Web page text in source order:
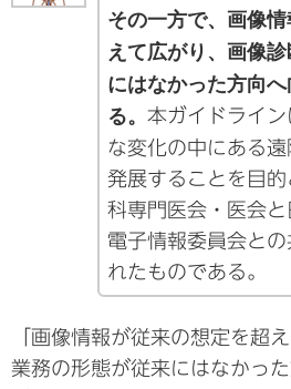
その一方で、画像
えて広がり、画像
にはなかった方向
る。本ガイドライ
な変化の中にある
発展することを目
科専門医会・医会
電子情報委員会と
れたものである。
「画像情報が従来の想定を超
業務の形態が従来にはなかっ